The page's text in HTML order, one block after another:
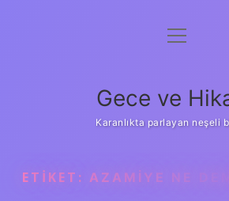
Anasayfa
Yasal Uyarı
menüyü
Gece ve
Karanlıkta parlayan neşeli
ETIKET: AZAMIYE NE